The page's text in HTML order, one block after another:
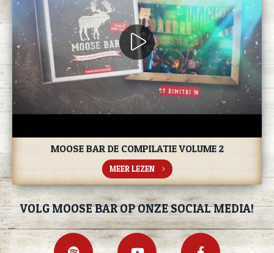
MOOSE BAR DE COMPILATIE VOLUME 2
MEER LEZEN
VOLG MOOSE BAR OP ONZE SOCIAL MEDIA!